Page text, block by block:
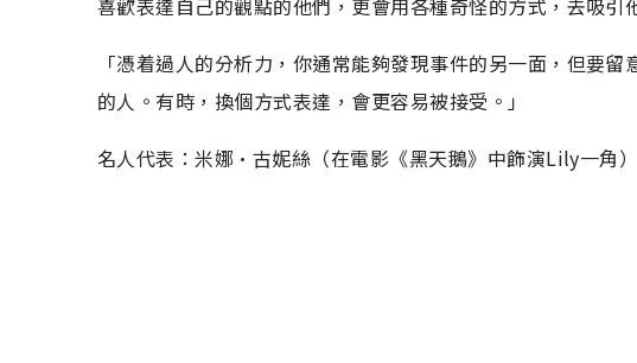
喜歡表達自己的觀點的他們，更會用各種奇怪的方式，去吸引
「憑着過人的分析力，你通常能夠發現事件的另一面，但要
的人。有時，換個方式表達，會更容易被接受。」
名人代表：米娜·古妮絲（在電影《黑天鵝》中飾演Lily一角）